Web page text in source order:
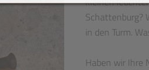
Schattenburg?
in den Turm.
Haben wir Ihre